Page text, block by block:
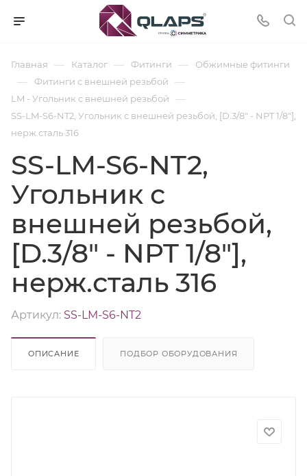
Главная — Каталог — Фитинги — Обжимные фитинги
— Фитинги с внешней резьбой —
LM - Угольник с внешней резьбой —
SS-LM-S6-NT2, Угольник с внешней резьбой, [D.3/8" - NPT 1/8"],
нерж.сталь 316
SS-LM-S6-NT2,
Угольник с
внешней резьбой,
[D.3/8" - NPT 1/8"],
нерж.сталь 316
Артикул: SS-LM-S6-NT2
ОПИСАНИЕ ПОДБОР ОБОРУДОВАНИЯ